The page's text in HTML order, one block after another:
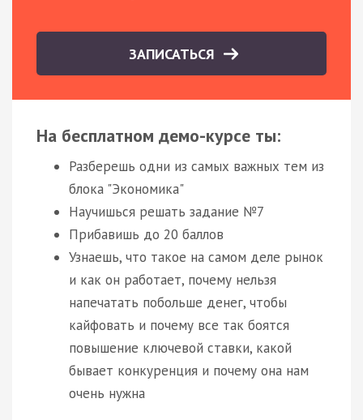
ЗАПИСАТЬСЯ
На бесплатном демо-курсе ты:
Разберешь одни из самых важных тем из
блока "Экономика"
Научишься решать задание №7
Прибавишь до 20 баллов
Узнаешь, что такое на самом деле рынок
и как он работает, почему нельзя
напечатать побольше денег, чтобы
кайфовать и почему все так боятся
повышение ключевой ставки, какой
бывает конкуренция и почему она нам
очень нужна